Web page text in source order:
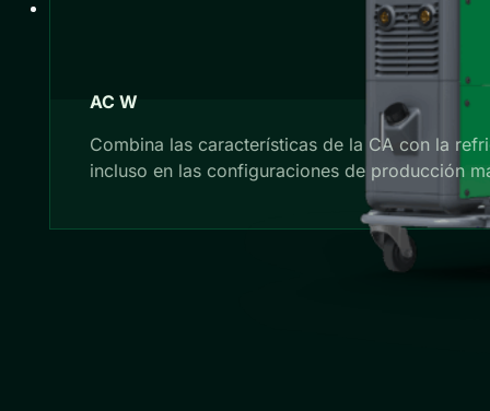
AC W
Combina las características de la CA con la
incluso en las configuraciones de producción